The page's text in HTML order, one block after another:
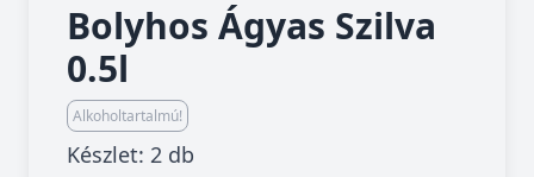
Bolyhos Ágyas Szilva
0.5l
Alkoholtartalmú!
Készlet: 2 db